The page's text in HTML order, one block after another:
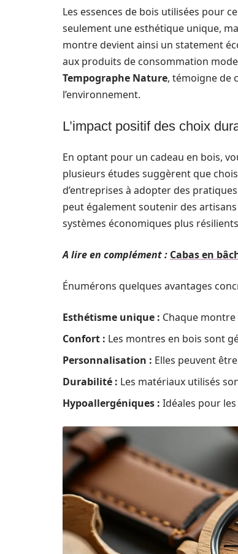
Les essences de bois utilisées pour
seulement une esthétique unique,
montre devient ainsi un statement
aux produits de consommation
Tempographe Nature, témoigne de
l’environnement.
L’impact positif des choix
En optant pour un cadeau en bois,
plusieurs études suggèrent que
d’entreprises à adopter des
peut également soutenir des
systèmes économiques plus
A lire en complément : Cabas en
Énumérons quelques avantages
Esthétisme unique : Chaque
Confort : Les montres en bois sont
Personnalisation : Elles peuvent
Durabilité : Les matériaux utilisés
Hypoallergéniques : Idéales pour